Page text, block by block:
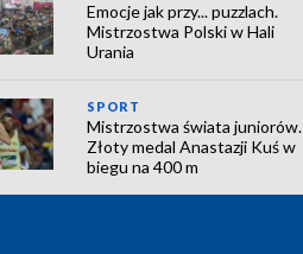
Emocje jak przy... puzzlach.
Mistrzostwa Polski w Hali
Urania
SPORT
Mistrzostwa świata juniorów.
Złoty medal Anastazji Kuś w
biegu na 400 m